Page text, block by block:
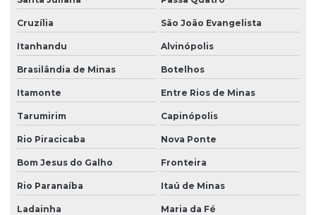
Cruzília São João Evangelista
Itanhandu Alvinópolis
Brasilândia de Minas Botelhos
Itamonte Entre Rios de Minas
Tarumirim Capinópolis
Rio Piracicaba Nova Ponte
Bom Jesus do Galho Fronteira
Rio Paranaíba Itaú de Minas
Ladainha Maria da Fé